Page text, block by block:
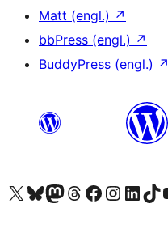
Matt (engl.) ↗
bbPress (engl.) ↗
BuddyPress (engl.) ↗
Unser X-Konto (früher Twitter) besuchen
Unser Bluesky-Konto besuchen
Unser Mastodon-Konto besuchen
Unser Threads-Konto besuchen
Unsere Facebook-Seite
Unser Instagram-
Unser LinkedIn-
Unser